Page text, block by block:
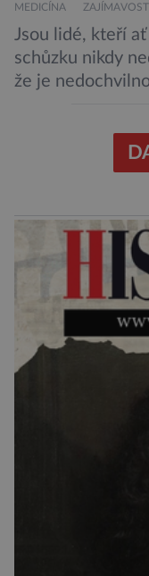
MEDICÍNA ZAJÍMAVOSTI
Jsou lidé, kteří
schůzku nikdy
že je
chodí chronicky
Jaké jsou